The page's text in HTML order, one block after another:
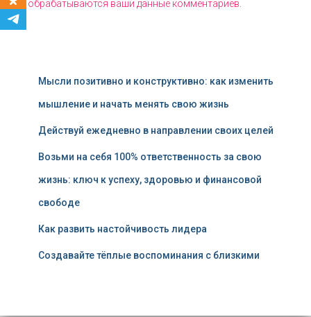
как обрабатываются ваши данные комментариев
Мысли позитивно и конструктивно: как изменить
мышление и начать менять свою жизнь
Действуй ежедневно в направлении своих целей
Возьми на себя 100% ответственность за свою
жизнь: ключ к успеху, здоровью и финансовой
свободе
Как развить настойчивость лидера
Создавайте тёплые воспоминания с близкими